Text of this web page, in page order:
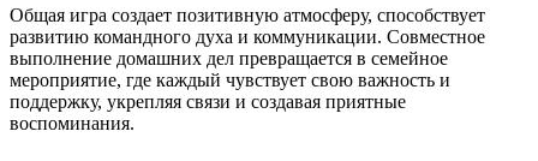
Общая игра создает позитивную атмосферу, способствует
развитию командного духа и коммуникации. Совместное
выполнение домашних дел превращается в семейное
мероприятие, где каждый чувствует свою важность и
поддержку, укрепляя связи и создавая приятные
воспоминания.